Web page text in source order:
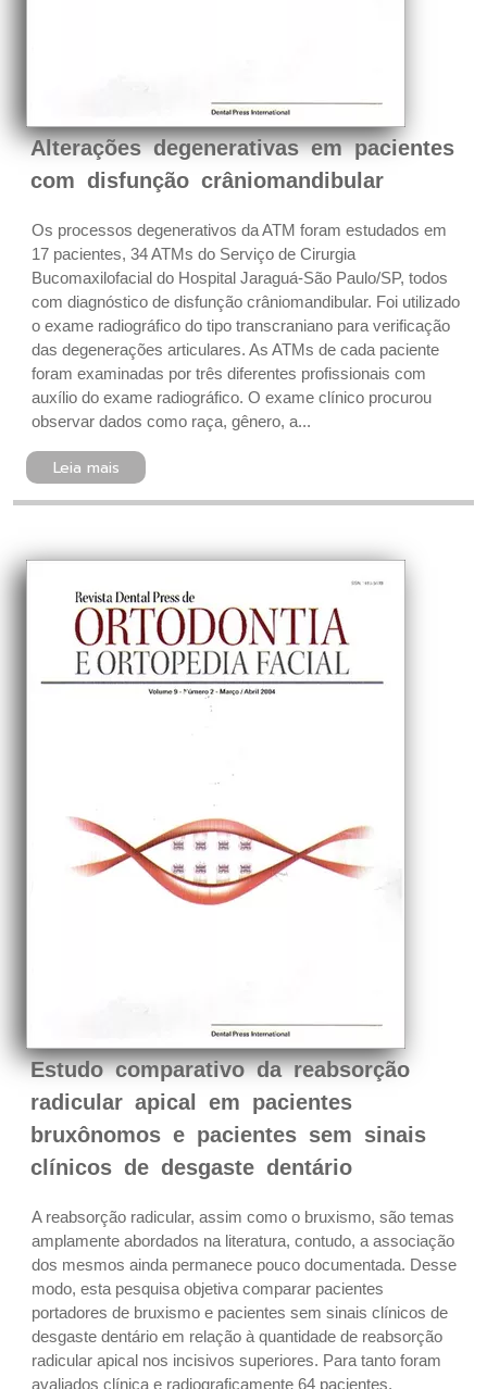
Alterações degenerativas em pacientes
com disfunção crâniomandibular
Os processos degenerativos da ATM foram estudados em
17 pacientes, 34 ATMs do Serviço de Cirurgia
Bucomaxilofacial do Hospital Jaraguá-São Paulo/SP, todos
com diagnóstico de disfunção crâniomandibular. Foi utilizado
o exame radiográfico do tipo transcraniano para verificação
das degenerações articulares. As ATMs de cada paciente
foram examinadas por três diferentes profissionais com
auxílio do exame radiográfico. O exame clínico procurou
observar dados como raça, gênero, a...
Leia mais
Estudo comparativo da reabsorção
radicular apical em pacientes
bruxônomos e pacientes sem sinais
clínicos de desgaste dentário
A reabsorção radicular, assim como o bruxismo, são temas
amplamente abordados na literatura, contudo, a associação
dos mesmos ainda permanece pouco documentada. Desse
modo, esta pesquisa objetiva comparar pacientes
portadores de bruxismo e pacientes sem sinais clínicos de
desgaste dentário em relação à quantidade de reabsorção
radicular apical nos incisivos superiores. Para tanto foram
avaliados clínica e radiograficamente 64 pacientes,